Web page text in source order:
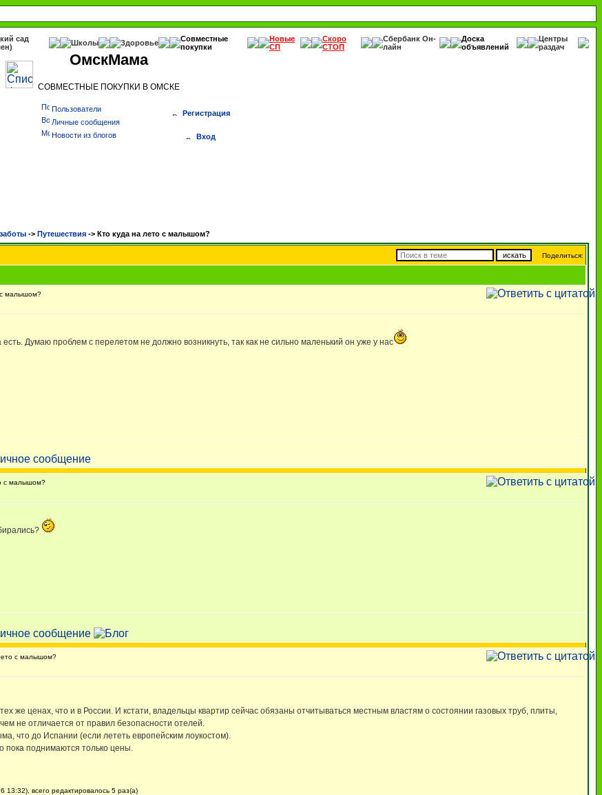
сад
Школы Здоровье
Совместные
покупки
Новые
СП
Скоро
СТОП
Сбербанк Он-
лайн
Доска
объявлений
Центры
раздач
ОмскМама
СОВМЕСТНЫЕ ПОКУПКИ В ОМСКЕ
Пользователи
Личные сообщения
Новости из блогов
Регистрация
Вход
-> Путешествия -> Кто куда на лето с малышом?
Поделиться:
малышом?
Думаю проблем с перелетом не должно возникнуть, так как не сильно маленький он уже у нас
с малышом?
с малышом?
же ценах, что и в России. И кстати, владельцы квартир сейчас обязаны отчитываться местным властям о состоянии газовых труб, плиты,
не отличается от правил безопасности отелей.
что до Испании (если лететь европейским лоукостом).
пока поднимаются только цены.
всего редактировалось 5 раз(а)